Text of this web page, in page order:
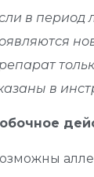
в период
в